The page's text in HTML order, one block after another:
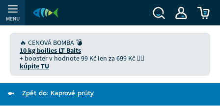
MENU
🔥 CENOVÁ BOMBA 💣
10 kg boilies LT Baits
+ booster v hodnote 99 Kč len za 699 Kč 👉🏻
kúpite TU
Zpět do: Kaprové prúty